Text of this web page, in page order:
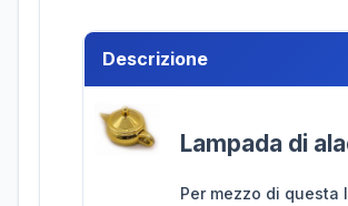
Descrizione
Lampada di
Per mezzo di